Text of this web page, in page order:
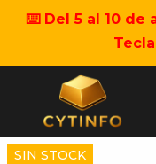
⌨️ Del 5 al 10 de
SIN STOCK